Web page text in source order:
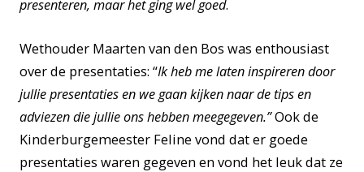
presenteren, maar het ging wel goed.
Wethouder Maarten van den Bos was enthousiast
over de presentaties: “Ik heb me laten inspireren door
jullie presentaties en we gaan kijken naar de tips en
adviezen die jullie ons hebben meegegeven.”Ook de
Kinderburgemeester Feline vond dat er goede
presentaties waren gegeven en vond het leuk dat ze